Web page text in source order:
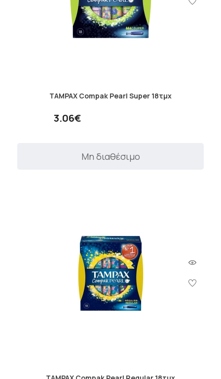
TAMPAX Compak Pearl Super 18τμχ
3.06€
Μη διαθέσιμο